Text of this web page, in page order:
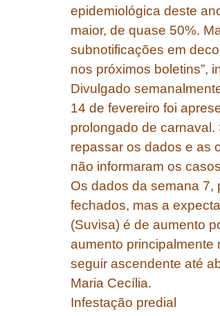
epidemiológica deste
maior, de quase 50%.
subnotificações em
nos próximos boletins”,
Divulgado
14 de fevereiro foi
prolongado de
repassar os dados e as
não informaram os
Os dados da semana 7,
fechados, mas a
(Suvisa) é de aumento
aumento principalmente
seguir ascendente até
Maria Cecília.
Infestação predial